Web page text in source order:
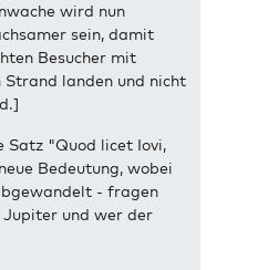
wird nun
sein, damit
Besucher mit
landen und nicht
Satz "Quod licet Iovi,
Bedeutung, wobei
- fragen
Jupiter und wer der